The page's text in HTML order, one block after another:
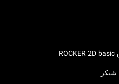
شیکر